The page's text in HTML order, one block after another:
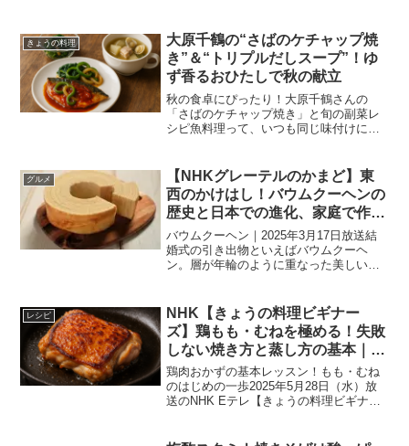
日本料理研究家・斉藤辰夫さんが提案す
る「厚揚げの親子...
きょうの料理
大原千鶴の“さばのケチャップ焼
き”＆“トリプルだしスープ”！ゆ
ず香るおひたしで秋の献立
秋の食卓にぴったり！大原千鶴さんの
「さばのケチャップ焼き」と旬の副菜レ
シピ魚料理って、いつも同じ味付けにな
原千鶴さんが【きょうの料理】で紹介し
た「さばのケチャップ焼き」...
グルメ
【NHKグレーテルのかまど】東
西のかけはし！バウムクーヘンの
歴史と日本での進化、家庭で作れ
るバウムクーヘントルテも紹介｜
2025年3月17日放送
バウムクーヘン｜2025年3月17日放送結
婚式の引き出物といえばバウムクーヘ
ン。層が年輪のように重なった美しい焼
です。しかし、このバウムクーヘン、本
場ドイツではあまり売...
レシピ
NHK【きょうの料理ビギナー
ズ】鶏もも・むねを極める！失敗
しない焼き方と蒸し方の基本｜
2025年5月28日放送
鶏肉おかずの基本レッスン！もも・むね
のはじめの一歩2025年5月28日（水）放
送のNHK Eテレ【きょうの料理ビギナー